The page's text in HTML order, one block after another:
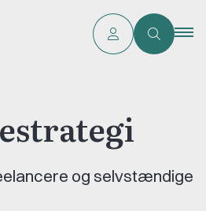
og selvstændige